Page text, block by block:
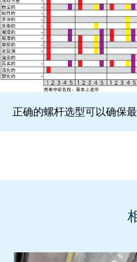
正确的螺杆选型可以确保最